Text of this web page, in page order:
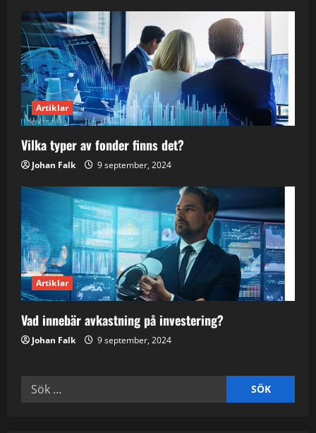
Artiklar
Vilka typer av fonder finns det?
Johan Falk 9 september, 2024
Artiklar
Vad innebär avkastning på investering?
Johan Falk 9 september, 2024
Sök